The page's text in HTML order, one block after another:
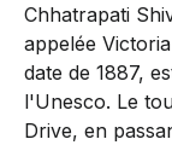
Chhatrapati
appelée
date de 1887,
l'Unesco. Le
Drive, en